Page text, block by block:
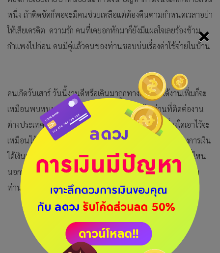
×
หนึ่ง ถ้าติดขัดก็พอจะมีคนช่วยเหลือแต่ต้องคืนตามกำหนดเวลาอย่า
ให้เสียเครดิต ความรัก คนที่เคยอกหักมาก็ยังมีแผลใจเลยร้องข้าม
กำแพงไปก่อน คนมีคู่แล้วคนของท่านชอบบ่นเรื่องค่าใช้จ่ายในบ้าน
คนเกิดวันเสาร์ วันนี้งานดีหรือเดินมาถูกทางแล้ว ยิ่งได้งานเพิ่มก็จะ
เหมือนพบหนทางไปสู่ความสำเร็จอย่าได้ย่อท้อ ท่านที่ติดต่องาน
ต่างประเทศเอาไว้จะมีข่าวดี หลายท่านตั้งเป้าหมายเรื่องใดเอาไว้จะ
เหมือนได้เจอช่องทางโดยบังเอิญ การเงิน มีคนช่วยเหลือเรื่องการเงิน
ได้เงินเก่าคืนมาเป็นงวดๆ ความรัก คนโสดไม่ต้องมองหาใครที่ไหน
นอกจากหน้าเดิมๆที่ไมไปไหนเสียทีจะรักดีหรือเปล่า คู่ครองของ
ท่านยุ่งได้ทุกวันไม่รู้อะไร